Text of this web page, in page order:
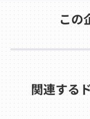
この
関連する